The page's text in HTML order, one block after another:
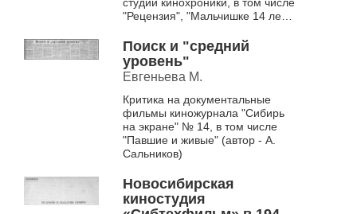
студии кинохроники, в том числе
"Рецензия", "Мальчишке 14 лет",
...
Поиск и "средний
уровень"
Евгеньева М.
Критика на документальные
фильмы киножурнала "Сибирь
на экране" № 14, в том числе
"Павшие и живые" (автор - А.
Сальников)
Новосибирская
киностудия